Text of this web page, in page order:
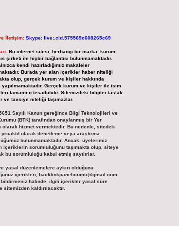
İletişim: Skype: live:.cid.575569c608265c69
Bu internet sitesi, herhangi bir marka, kurum
şirketi ile hiçbir bağlantısı bulunmamaktadır.
kendi hazırladığımız makaleler
Burada yer alan içerikler haber niteliği
olup, gerçek kurum ve kişiler hakkında
yapılmamaktadır. Gerçek kurum ve kişiler ile isim
tamamen tesadüfidir. Sitemizdeki bilgiler taslak
ve tavsiye niteliği taşımazlar.
Sayılı Kanun gereğince Bilgi Teknolojileri ve
(BTK) tarafından onaylanmış bir Yer
olarak hizmet vermektedir. Bu nedenle, sitedeki
olarak denetleme veya araştırma
bulunmamaktadır. Ancak, üyelerimiz
içeriklerin sorumluluğunu taşımakta olup, siteye
bu sorumluluğu kabul etmiş sayılırlar.
yasal düzenlemelere aykırı olduğunu
içerikleri, backlinkpanelicomtr@gmail.com
bildirmeniz halinde, ilgili içerikler yasal süre
sitemizden kaldırılacaktır.